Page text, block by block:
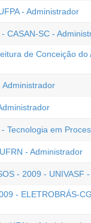
- Administrador
CASAN-SC -
de Conceição do
Administrador
Tecnologia em
- Administrador
- 2009 - UNIVASF
- ELETROBRÁS-